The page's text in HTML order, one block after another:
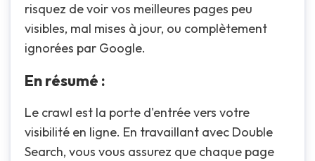
risquez de voir vos meilleures pages peu
visibles, mal mises à jour, ou complètement
ignorées par Google.
En résumé :
Le crawl est la porte d'entrée vers votre
visibilité en ligne. En travaillant avec Double
Search, vous vous assurez que chaque page